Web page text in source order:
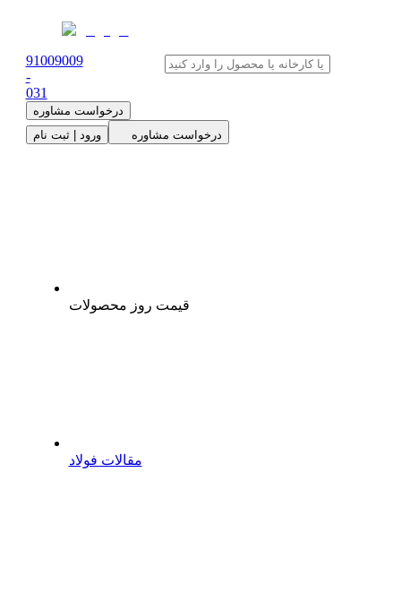
91009009
-
031
درخواست مشاوره
ورود | ثبت نام
درخواست مشاوره
قیمت روز محصولات
مقالات فولاد